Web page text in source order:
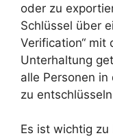
oder zu
Schlüssel über
Verification“ mit
Unterhaltung
alle Personen
zu
Es ist wichtig